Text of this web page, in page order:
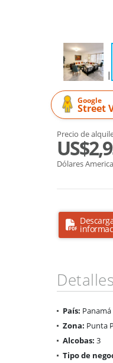
Google
Street
Precio de
Dólares
País: Panamá
Zona: Punta
Alcobas: 3
Tipo de